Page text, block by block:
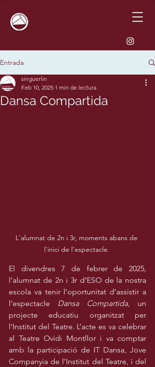
Entrada
Dansa Compartida
singuerlin
Feb 10, 2025 1 min de lectura
L'alumnat de 2n i 3r, moments abans de
l'inici de l'espectacle.
El divendres 7 de febrer de 2025,
l’alumnat de 2n i 3r d’ESO de la nostra
escola va tenir l’oportunitat d’assistir a
l’espectacle Dansa Compartida, un
projecte educatiu organitzat per
l’Institut del Teatre. L’acte es va celebrar
al Teatre Ovidi Montllor i va comptar
amb la participació de IT Dansa, Jove
Companyia de l’Institut del Teatre, i del